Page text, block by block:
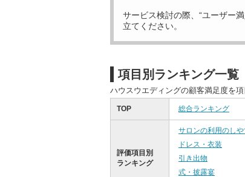
サービス検討の際、“ユーザー
立てください。
項目別ランキング一覧
ハウスウエディングの顧客満足度を
TOP 総合ランキング
評価項目別
ランキング
サロンの利用のしや
ドレス・衣装
引き出物
式・披露宴